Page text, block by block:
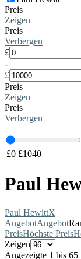
Preis
Zeigen
Preis
Verbergen
£
-
£
Preis
Zeigen
Preis
Verbergen
£0 £1040
Paul
Paul HewittX
AngebotAngebot
PreisHöchste Preis
Zeigen
Angezeigte 1 bis 65